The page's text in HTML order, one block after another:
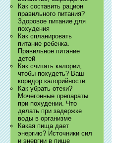
Как составить рацион
правильного питания?
Здоровое питание для
похудения
Как спланировать
питание ребенка.
Правильное питание
детей
Как считать калории,
чтобы похудеть? Ваш
коридор калорийности.
Как убрать отеки?
Мочегонные препараты
при похудении. Что
делать при задержке
воды в организме
Какая пища дает
энергию? Источники сил
и энергии в пище